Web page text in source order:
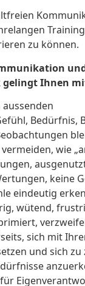
zu können.
gelingt Ihnen
Bedürfnis,
vermeiden, wie
keine
eindeutig
wütend,
sich mit
und sich